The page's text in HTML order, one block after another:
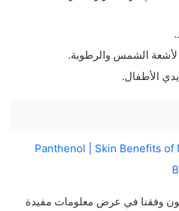
الشمس والرطوبة.
الأطفال.
Panthenol | Skin Benefits of
وفقنا في عرض معلومات مفيدة